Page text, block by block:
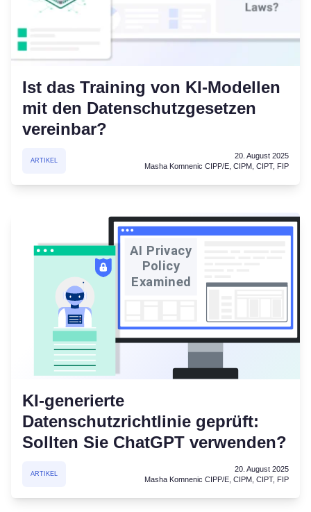
Ist das Training von KI-Modellen
mit den Datenschutzgesetzen
vereinbar?
ARTIKEL
20. August 2025
Masha Komnenic CIPP/E, CIPM, CIPT, FIP
KI-generierte
Datenschutzrichtlinie geprüft:
Sollten Sie ChatGPT verwenden?
ARTIKEL
20. August 2025
Masha Komnenic CIPP/E, CIPM, CIPT, FIP